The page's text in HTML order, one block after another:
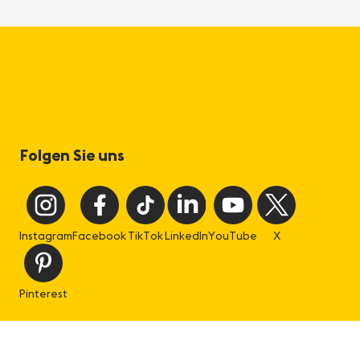
Folgen Sie uns
InstagramFacebookTikTokLinkedInYouTube X
Pinterest